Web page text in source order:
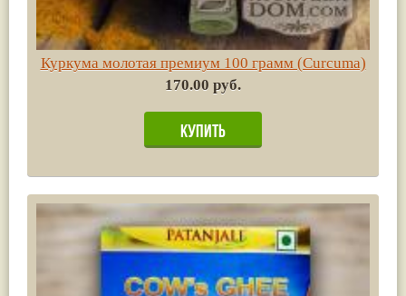
Куркума молотая премиум 100 грамм (Сurсuma)
170.00 руб.